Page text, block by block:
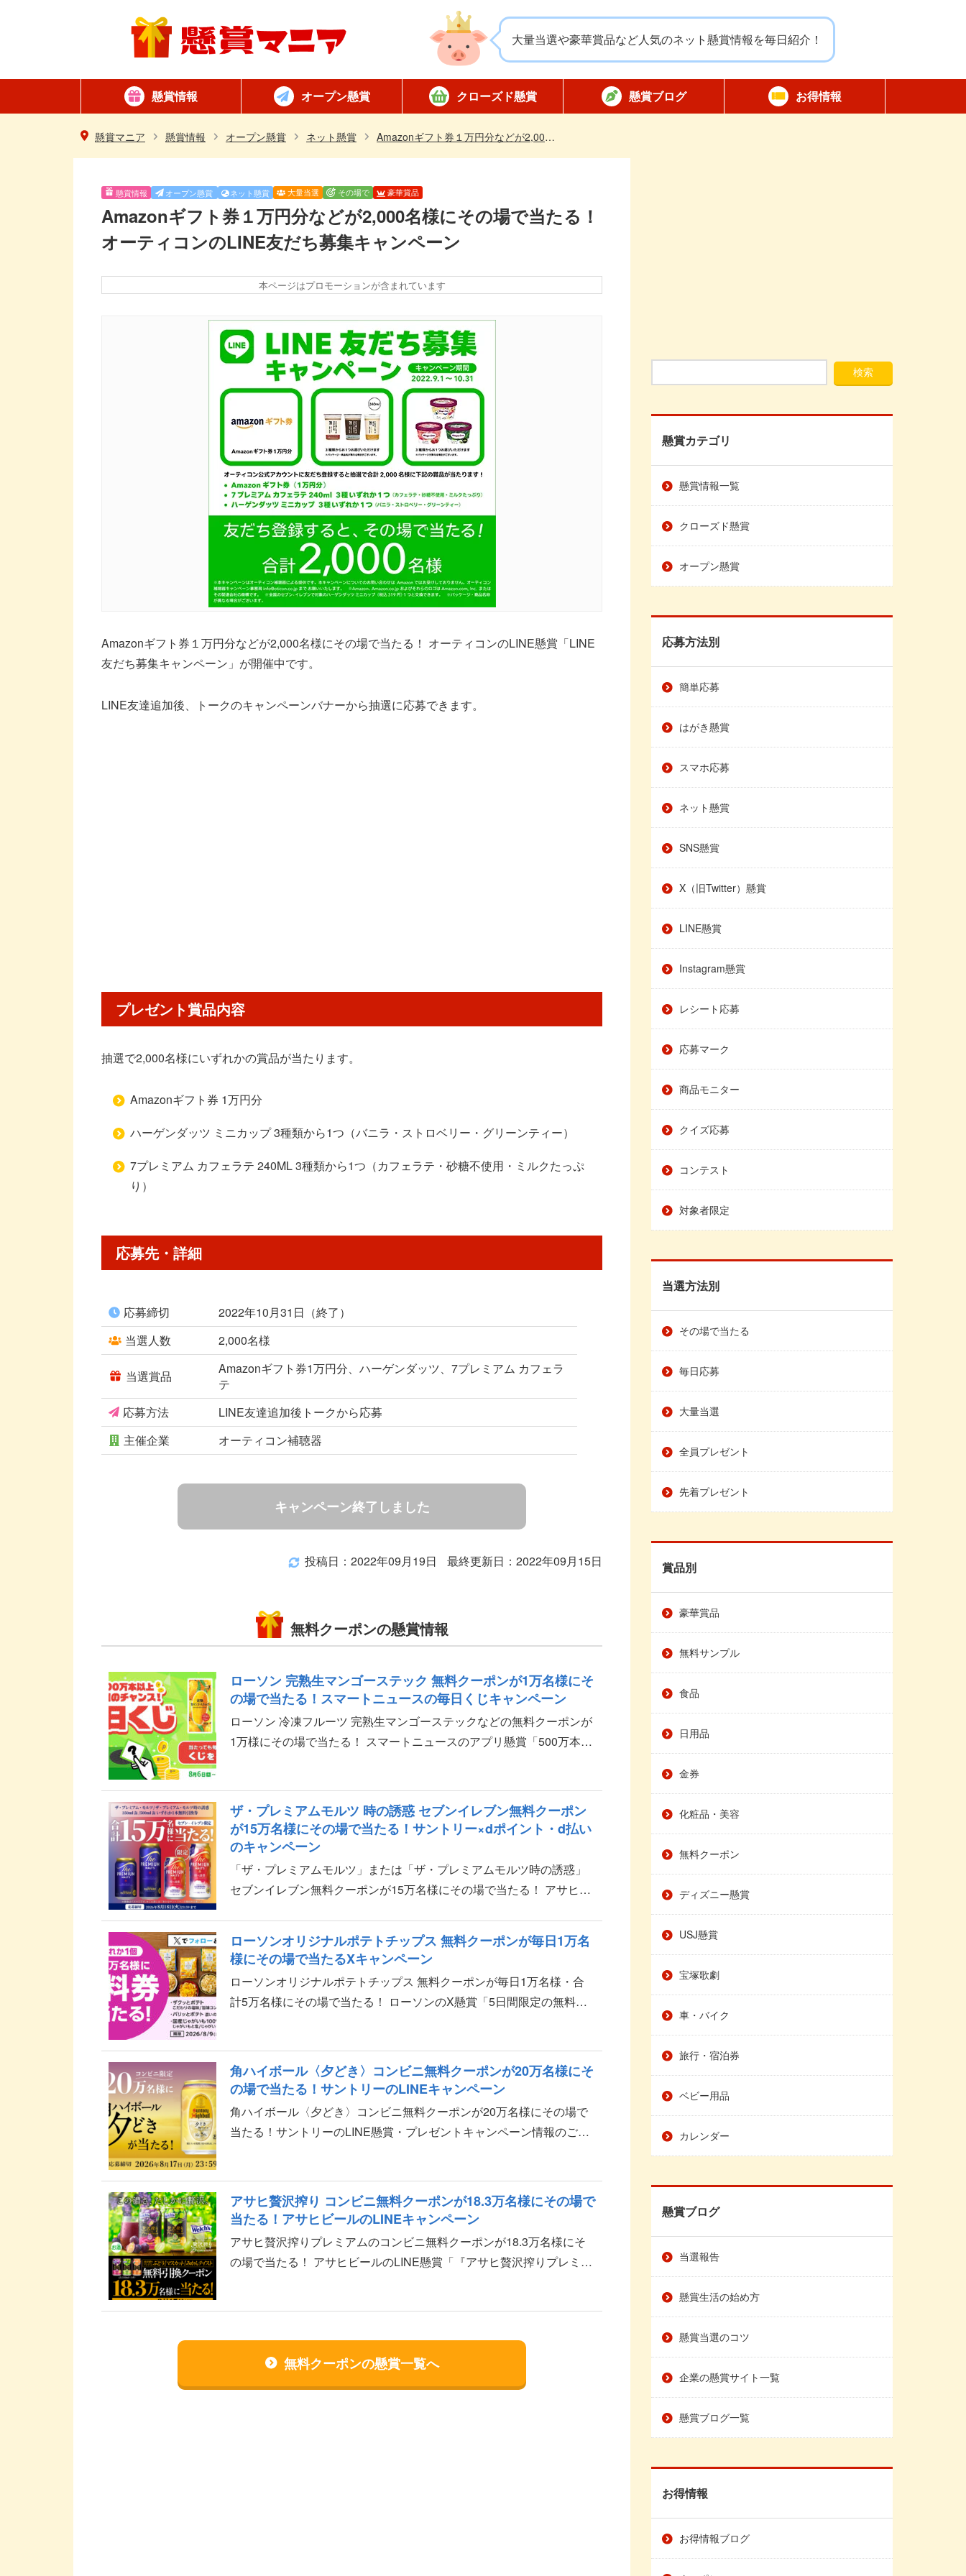
大量当選や豪華賞品など人気のネット懸賞情報を毎日紹介！
懸賞情報
ネット懸賞
はがき懸賞
懸賞カテゴリ一覧
オープン懸賞
簡単応募
毎日応募
クローズド懸賞
全国版懸賞
対象店舗限定
懸賞ハガキ
懸賞ブログ お得情報
懸賞マニア 懸賞情報 オープン懸賞 ネット懸賞 Amazonギフト券１万円分などが2,000名様にその場で当たる！ オーティコンのLINE友だち募集キャンペーン
懸賞情報 オープン懸賞 ネット懸賞 大量当選 その場で 豪華賞品
Amazonギフト券１万円分などが2,000名様にその場で当たる！
オーティコンのLINE友だち募集キャンペーン
本ページはプロモーションが含まれています
Amazonギフト券１万円分などが2,000名様にその場で当たる！ オーティコンのLINE懸賞「LINE
友だち募集キャンペーン」が開催中です。
LINE友達追加後、トークのキャンペーンバナーから抽選に応募できます。
プレゼント賞品内容
抽選で2,000名様にいずれかの賞品が当たります。
Amazonギフト券 1万円分
ハーゲンダッツ ミニカップ 3種類から1つ（バニラ・ストロベリー・グリーンティー）
7プレミアム カフェラテ 240ML 3種類から1つ（カフェラテ・砂糖不使用・ミルクたっぷ
り）
応募先・詳細
応募締切
2022年10月31日（終了）
当選人数
2,000名様
当選賞品
Amazonギフト券1万円分、ハーゲンダッツ、7プレミアム カフェラ
テ
応募方法
LINE友達追加後トークから応募
主催企業
オーティコン補聴器
キャンペーン終了しました
投稿日：2022年09月19日 最終更新日：2022年09月15日
無料クーポンの懸賞情報
ローソン 完熟生マンゴーステック 無料クーポンが1万名様にそ
の場で当たる！スマートニュースの毎日くじキャンペーン
ローソン 冷凍フルーツ 完熟生マンゴーステックなどの無料クーポンが
1万様にその場で当たる！ スマートニュースのアプリ懸賞「500万本以
ザ・プレミアムモルツ 時の誘惑 セブンイレブン無料クーポン
が15万名様にその場で当たる！サントリー×dポイント・d払い
のキャンペーン
「ザ・プレミアムモルツ」または「ザ・プレミアムモルツ時の誘惑」
セブンイレブン無料クーポンが15万名様にその場で当たる！ アサヒビ
ローソンオリジナルポテトチップス 無料クーポンが毎日1万名
様にその場で当たるXキャンペーン
ローソンオリジナルポテトチップス 無料クーポンが毎日1万名様・合
計5万名様にその場で当たる！ ローソンのX懸賞「5日間限定の無料券
角ハイボール〈夕どき〉コンビニ無料クーポンが20万名様にそ
の場で当たる！サントリーのLINEキャンペーン
角ハイボール〈夕どき〉コンビニ無料クーポンが20万名様にその場で
当たる！サントリーのLINE懸賞・プレゼントキャンペーン情報のご紹
アサヒ贅沢搾り コンビニ無料クーポンが18.3万名様にその場で
当たる！アサヒビールのLINEキャンペーン
アサヒ贅沢搾りプレミアムのコンビニ無料クーポンが18.3万名様にそ
の場で当たる！ アサヒビールのLINE懸賞「『アサヒ贅沢搾りプレミア
無料クーポンの懸賞一覧へ
懸賞カテゴリ
懸賞情報一覧
クローズド懸賞
オープン懸賞
応募方法別
簡単応募
はがき懸賞
スマホ応募
ネット懸賞
SNS懸賞
X（旧Twitter）懸賞
LINE懸賞
Instagram懸賞
レシート応募
応募マーク
商品モニター
クイズ応募
コンテスト
対象者限定
当選方法別
その場で当たる
毎日応募
大量当選
全員プレゼント
先着プレゼント
賞品別
豪華賞品
無料サンプル
食品
日用品
金券
化粧品・美容
無料クーポン
ディズニー懸賞
USJ懸賞
宝塚歌劇
車・バイク
旅行・宿泊券
ベビー用品
カレンダー
懸賞ブログ
当選報告
懸賞生活の始め方
懸賞当選のコツ
企業の懸賞サイト一覧
懸賞ブログ一覧
お得情報
お得情報ブログ